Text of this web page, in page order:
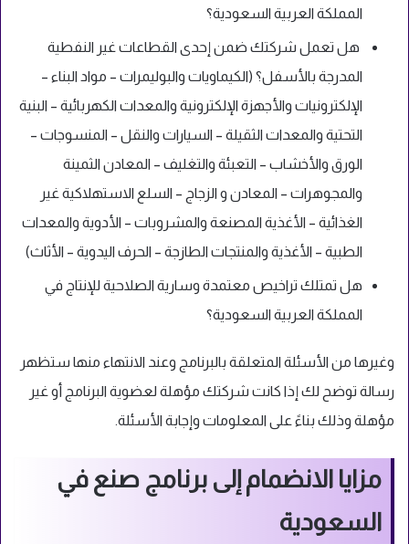
المملكة العربية السعودية؟
هل تعمل شركتك ضمن إحدى القطاعات غير النفطية
المدرجة بالأسفل؟ (الكيماويات والبوليمرات – مواد البناء –
الإلكترونيات والأجهزة الإلكترونية والمعدات الكهربائية – البنية
التحتية والمعدات الثقيلة – السيارات والنقل – المنسوجات –
الورق والأخشاب – التعبئة والتغليف – المعادن الثمينة
والمجوهرات – المعادن و الزجاج – السلع الاستهلاكية غير
الغذائية – الأغذية المصنعة والمشروبات – الأدوية والمعدات
الطبية – الأغذية والمنتجات الطازجة – الحرف اليدوية – الأثاث)
هل تمتلك تراخيص معتمدة وسارية الصلاحية للإنتاج في
المملكة العربية السعودية؟
وغيرها من الأسئلة المتعلقة بالبرنامج وعند الانتهاء منها ستظهر
رسالة توضح لك إذا كانت شركتك مؤهلة لعضوية البرنامج أو غير
مؤهلة وذلك بناءً على المعلومات وإجابة الأسئلة.
مزايا الانضمام إلى برنامج صنع في
السعودية